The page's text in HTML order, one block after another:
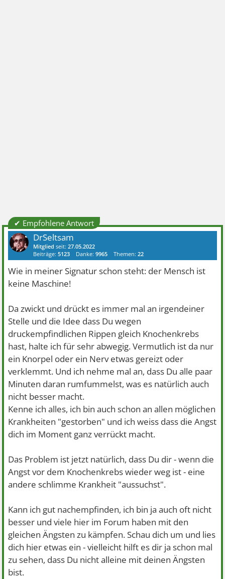
✔ Empfohlene Antwort
DrSeltsam
Mitglied seit:27.05.2022
Beiträge:5123 Danke:9965 Themen:22
Wie in meiner Signatur schon steht: der Mensch ist
keine Maschine!
Da zwickt und drückt es immer mal an irgendeiner
Stelle und die Idee dass Du wegen
druckempfindlichen Rippen gleich Knochenkrebs
hast, halte ich für sehr abwegig. Vermutlich ist da nur
ein Knorpel oder ein Nerv etwas gereizt oder
verklemmt. Und ich nehme mal an, dass Du alle paar
Minuten daran rumfummelst, was es natürlich auch
nicht besser macht.
Kenne ich alles, ich bin auch schon an allen möglichen
Krankheiten "gestorben" und ich weiss dass die Angst
dich im Moment ganz verrückt macht.
Das Problem ist jetzt natürlich, dass Du dir - wenn die
Angst vor dem Knochenkrebs wieder weg ist - eine
andere schlimme Krankheit "aussuchst".
Kann ich gut nachempfinden, ich bin ja auch oft nicht
besser und viele hier im Forum haben mit den
gleichen Ängsten zu kämpfen. Schau dich um und lies
dich hier etwas ein - vielleicht hilft es dir ja schon mal
zu sehen, dass Du nicht alleine mit deinen Ängsten
bist.